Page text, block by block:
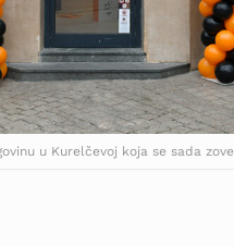
u Kurelčevoj koja se sada